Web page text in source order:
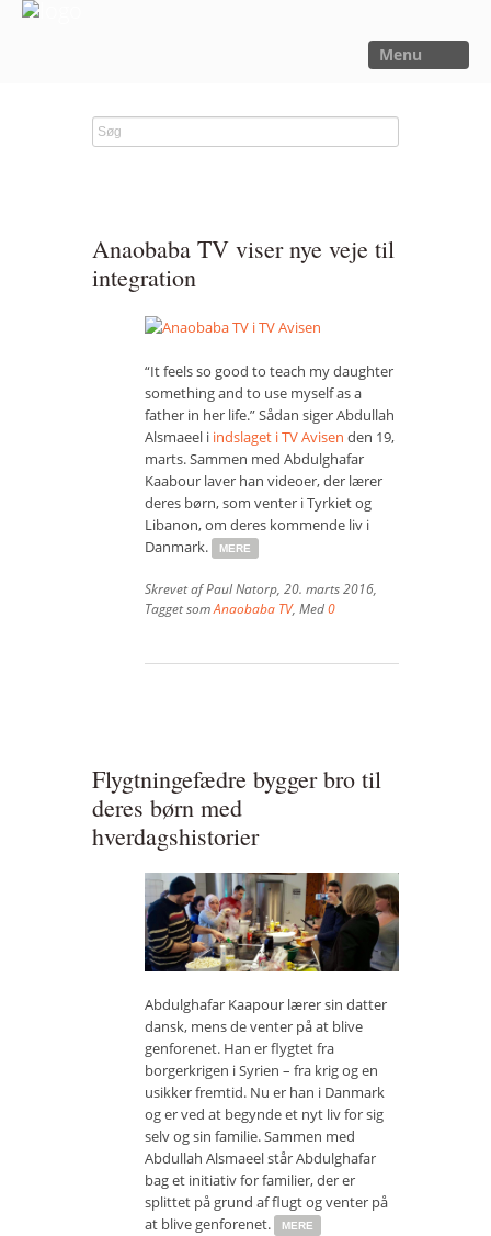
Menu
Anaobaba TV viser nye veje til
integration
“It feels so good to teach my daughter
something and to use myself as a
father in her life.” Sådan siger Abdullah
Alsmaeel i indslaget i TV Avisen den 19,
marts. Sammen med Abdulghafar
Kaabour laver han videoer, der lærer
deres børn, som venter i Tyrkiet og
Libanon, om deres kommende liv i
Danmark.
MERE
Skrevet afPaul Natorp, 20. marts 2016,
Tagget somAnaobaba TV, Med0
Flygtningefædre bygger bro til
deres børn med
hverdagshistorier
Abdulghafar Kaapour lærer sin datter
dansk, mens de venter på at blive
genforenet. Han er flygtet fra
borgerkrigen i Syrien – fra krig og en
usikker fremtid. Nu er han i Danmark
og er ved at begynde et nyt liv for sig
selv og sin familie. Sammen med
Abdullah Alsmaeel står Abdulghafar
bag et initiativ for familier, der er
splittet på grund af flugt og venter på
at blive genforenet.
MERE